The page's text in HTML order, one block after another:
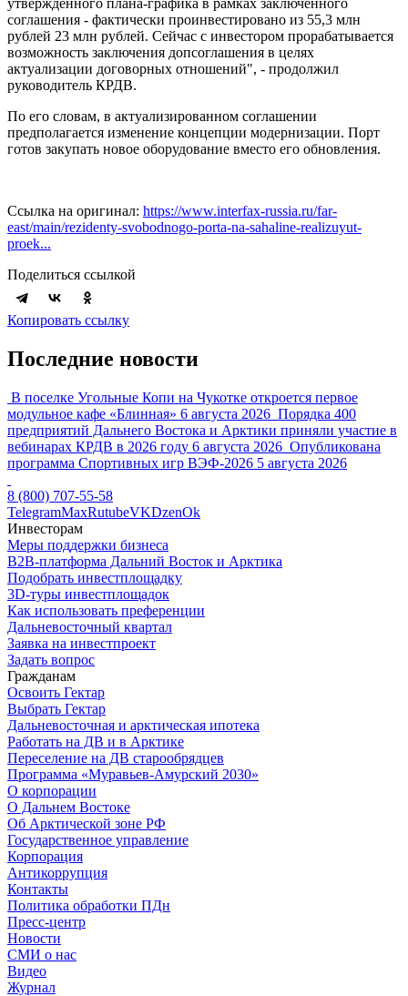
соглашения - фактически проинвестировано из 55,3 млн
рублей 23 млн рублей. Сейчас с инвестором прорабатывается
возможность заключения допсоглашения в целях
актуализации договорных отношений", - продолжил
руководитель КРДВ.
По его словам, в актуализированном соглашении
предполагается изменение концепции модернизации. Порт
готов закупать новое оборудование вместо его обновления.
Ссылка на оригинал: https://www.interfax-russia.ru/far-
east/main/rezidenty-svobodnogo-porta-na-sahaline-realizuyut-
proek...
Поделиться ссылкой
Копировать ссылку
Последние новости
В поселке Угольные Копи на Чукотке откроется первое
модульное кафе «Блинная» 6 августа 2026 Порядка 400
предприятий Дальнего Востока и Арктики приняли участие в
вебинарах КРДВ в 2026 году 6 августа 2026 Опубликована
программа Спортивных игр ВЭФ-2026 5 августа 2026
8 (800) 707-55-58
TelegramMaxRutubeVKDzenOk
Инвесторам
Меры поддержки бизнеса
B2B-платформа Дальний Восток и Арктика
Подобрать инвестплощадку
3D-туры инвестплощадок
Как использовать преференции
Дальневосточный квартал
Заявка на инвестпроект
Задать вопрос
Гражданам
Освоить Гектар
Выбрать Гектар
Дальневосточная и арктическая ипотека
Работать на ДВ и в Арктике
Переселение на ДВ старообрядцев
Программа «Муравьев-Амурский 2030»
О корпорации
О Дальнем Востоке
Об Арктической зоне РФ
Государственное управление
Корпорация
Антикоррупция
Контакты
Политика обработки ПДн
Пресс-центр
Новости
СМИ о нас
Видео
Журнал